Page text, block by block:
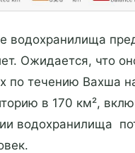
водохранилища
Ожидается, что
по течению Вахша
в 170 км²,
водохранилища